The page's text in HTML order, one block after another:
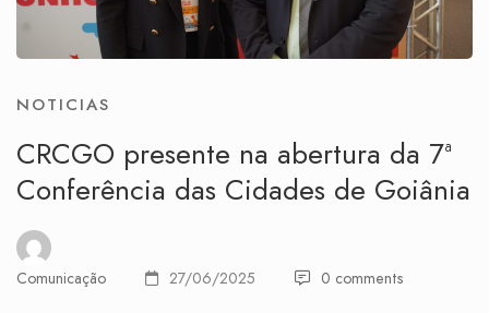
NOTICIAS
CRCGO presente na abertura da 7ª
Conferência das Cidades de Goiânia
Comunicação 27/06/2025 0 comments